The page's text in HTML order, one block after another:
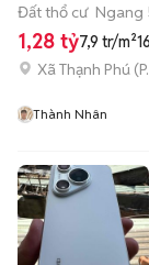
Đất thổ cư Ngang
1,28 tỷ7,9 tr/m²
Xã Thạnh Phú (
Thành Nhân